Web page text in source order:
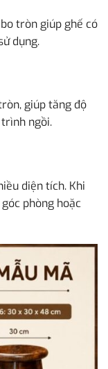
tròn giúp ghế có
dụng.
giúp tăng độ
ngồi.
diện tích. Khi
phòng hoặc